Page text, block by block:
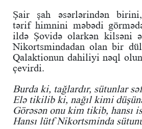
Şair şah əsərlərindən
tərif himnini məbədi
ildə Şovidə olarkən kilsəni
Nikortsmindadan olan bir
Qalaktionun dahiliyi nəql
çevirdi.
Burda ki, tağlardır, sütunlar
Elə tikilib ki, nağıl kimi
Görəsən onu kim tikib, hansı
Hansı lütf Nikortsminda